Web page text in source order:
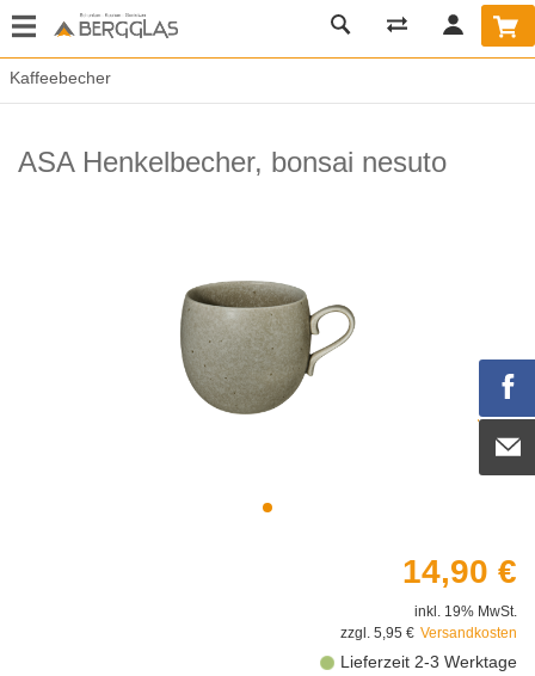
Kaffeebecher
ASA Henkelbecher, bonsai nesuto
14,90 €
inkl. 19% MwSt.
zzgl. 5,95 € Versandkosten
Lieferzeit 2-3 Werktage